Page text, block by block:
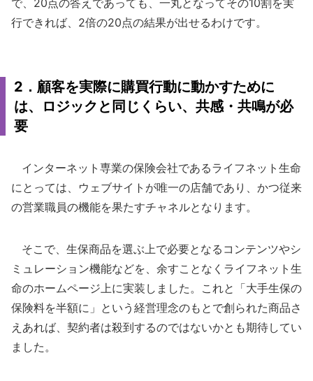
で、20点の答えであっても、一丸となってその10割を実
行できれば、2倍の20点の結果が出せるわけです。
2．顧客を実際に購買行動に動かすために
は、ロジックと同じくらい、共感・共鳴が必
要
インターネット専業の保険会社であるライフネット生命
にとっては、ウェブサイトが唯一の店舗であり、かつ従来
の営業職員の機能を果たすチャネルとなります。
そこで、生保商品を選ぶ上で必要となるコンテンツやシ
ミュレーション機能などを、余すことなくライフネット生
命のホームページ上に実装しました。これと「大手生保の
保険料を半額に」という経営理念のもとで創られた商品さ
えあれば、契約者は殺到するのではないかとも期待してい
ました。